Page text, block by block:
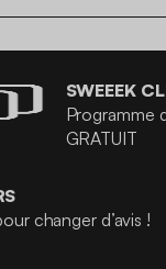
SWEEEK
Programme
GRATUIT
changer d’avis !